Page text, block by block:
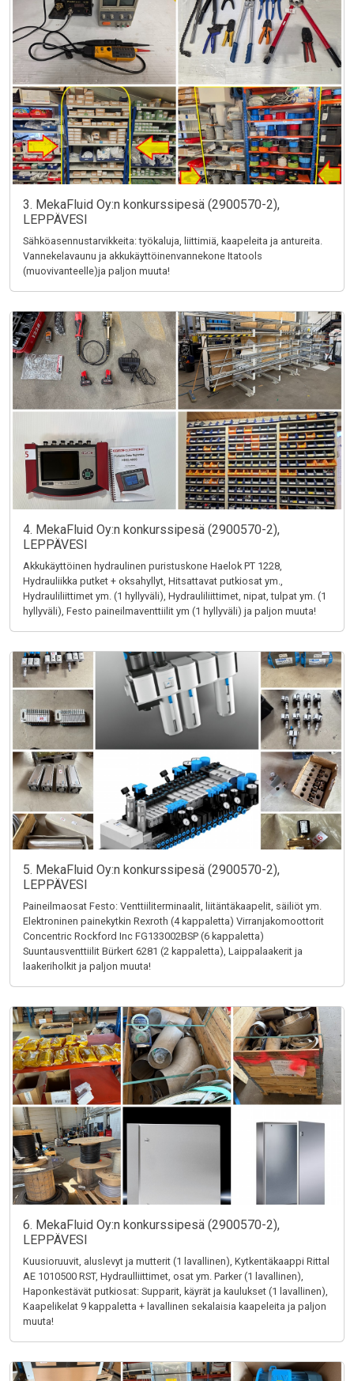
3. MekaFluid Oy:n konkurssipesä (2900570-2),
LEPPÄVESI
Sähköasennustarvikkeita: työkaluja, liittimiä, kaapeleita ja antureita.
Vannekelavaunu ja akkukäyttöinenvannekone Itatools
(muovivanteelle)ja paljon muuta!
4. MekaFluid Oy:n konkurssipesä (2900570-2),
LEPPÄVESI
Akkukäyttöinen hydraulinen puristuskone Haelok PT 1228,
Hydrauliikka putket + oksahyllyt, Hitsattavat putkiosat ym.,
Hydrauliliittimet ym. (1 hyllyväli), Hydrauliliittimet, nipat, tulpat ym. (1
hyllyväli), Festo paineilmaventtiilit ym (1 hyllyväli) ja paljon muuta!
5. MekaFluid Oy:n konkurssipesä (2900570-2),
LEPPÄVESI
Paineilmaosat Festo: Venttiiliterminaalit, liitäntäkaapelit, säiliöt ym.
Elektroninen painekytkin Rexroth (4 kappaletta) Virranjakomoottorit
Concentric Rockford Inc FG133002BSP (6 kappaletta)
Suuntausventtiilit Bürkert 6281 (2 kappaletta), Laippalaakerit ja
laakeriholkit ja paljon muuta!
6. MekaFluid Oy:n konkurssipesä (2900570-2),
LEPPÄVESI
Kuusioruuvit, aluslevyt ja mutterit (1 lavallinen), Kytkentäkaappi Rittal
AE 1010500 RST, Hydraulliittimet, osat ym. Parker (1 lavallinen),
Haponkestävät putkiosat: Supparit, käyrät ja kaulukset (1 lavallinen),
Kaapelikelat 9 kappaletta + lavallinen sekalaisia kaapeleita ja paljon
muuta!